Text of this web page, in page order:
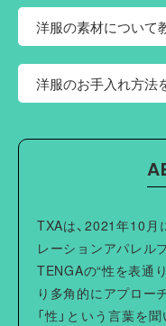
このページの上部に
らにサイズ表がござ
洋服の素材について
コットン100% なめら
用しています。
洋服のお手入れ方法
・洗濯やクリーニング
けて洗ってください。
・形を整えて干してく
崩れすることがありま
・デザインの特性上、
や洗濯の繰り返しで
TXAは、2021年10
レーションアパレル
TENGAの“性を表通
り多角的にアプロー
「性」という言葉を